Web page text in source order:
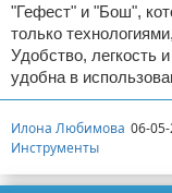
"Гефест" и "Бош",
только
Удобство, легкость
удобна в
Илона Любимова 06-
Инструменты